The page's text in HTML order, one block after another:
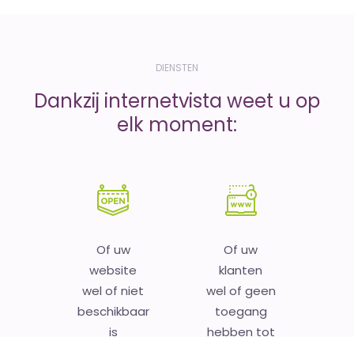
DIENSTEN
Dankzij internetvista weet u op
elk moment:
Of uw
website
wel of niet
beschikbaar
is
Of uw
klanten
wel of geen
toegang
hebben tot